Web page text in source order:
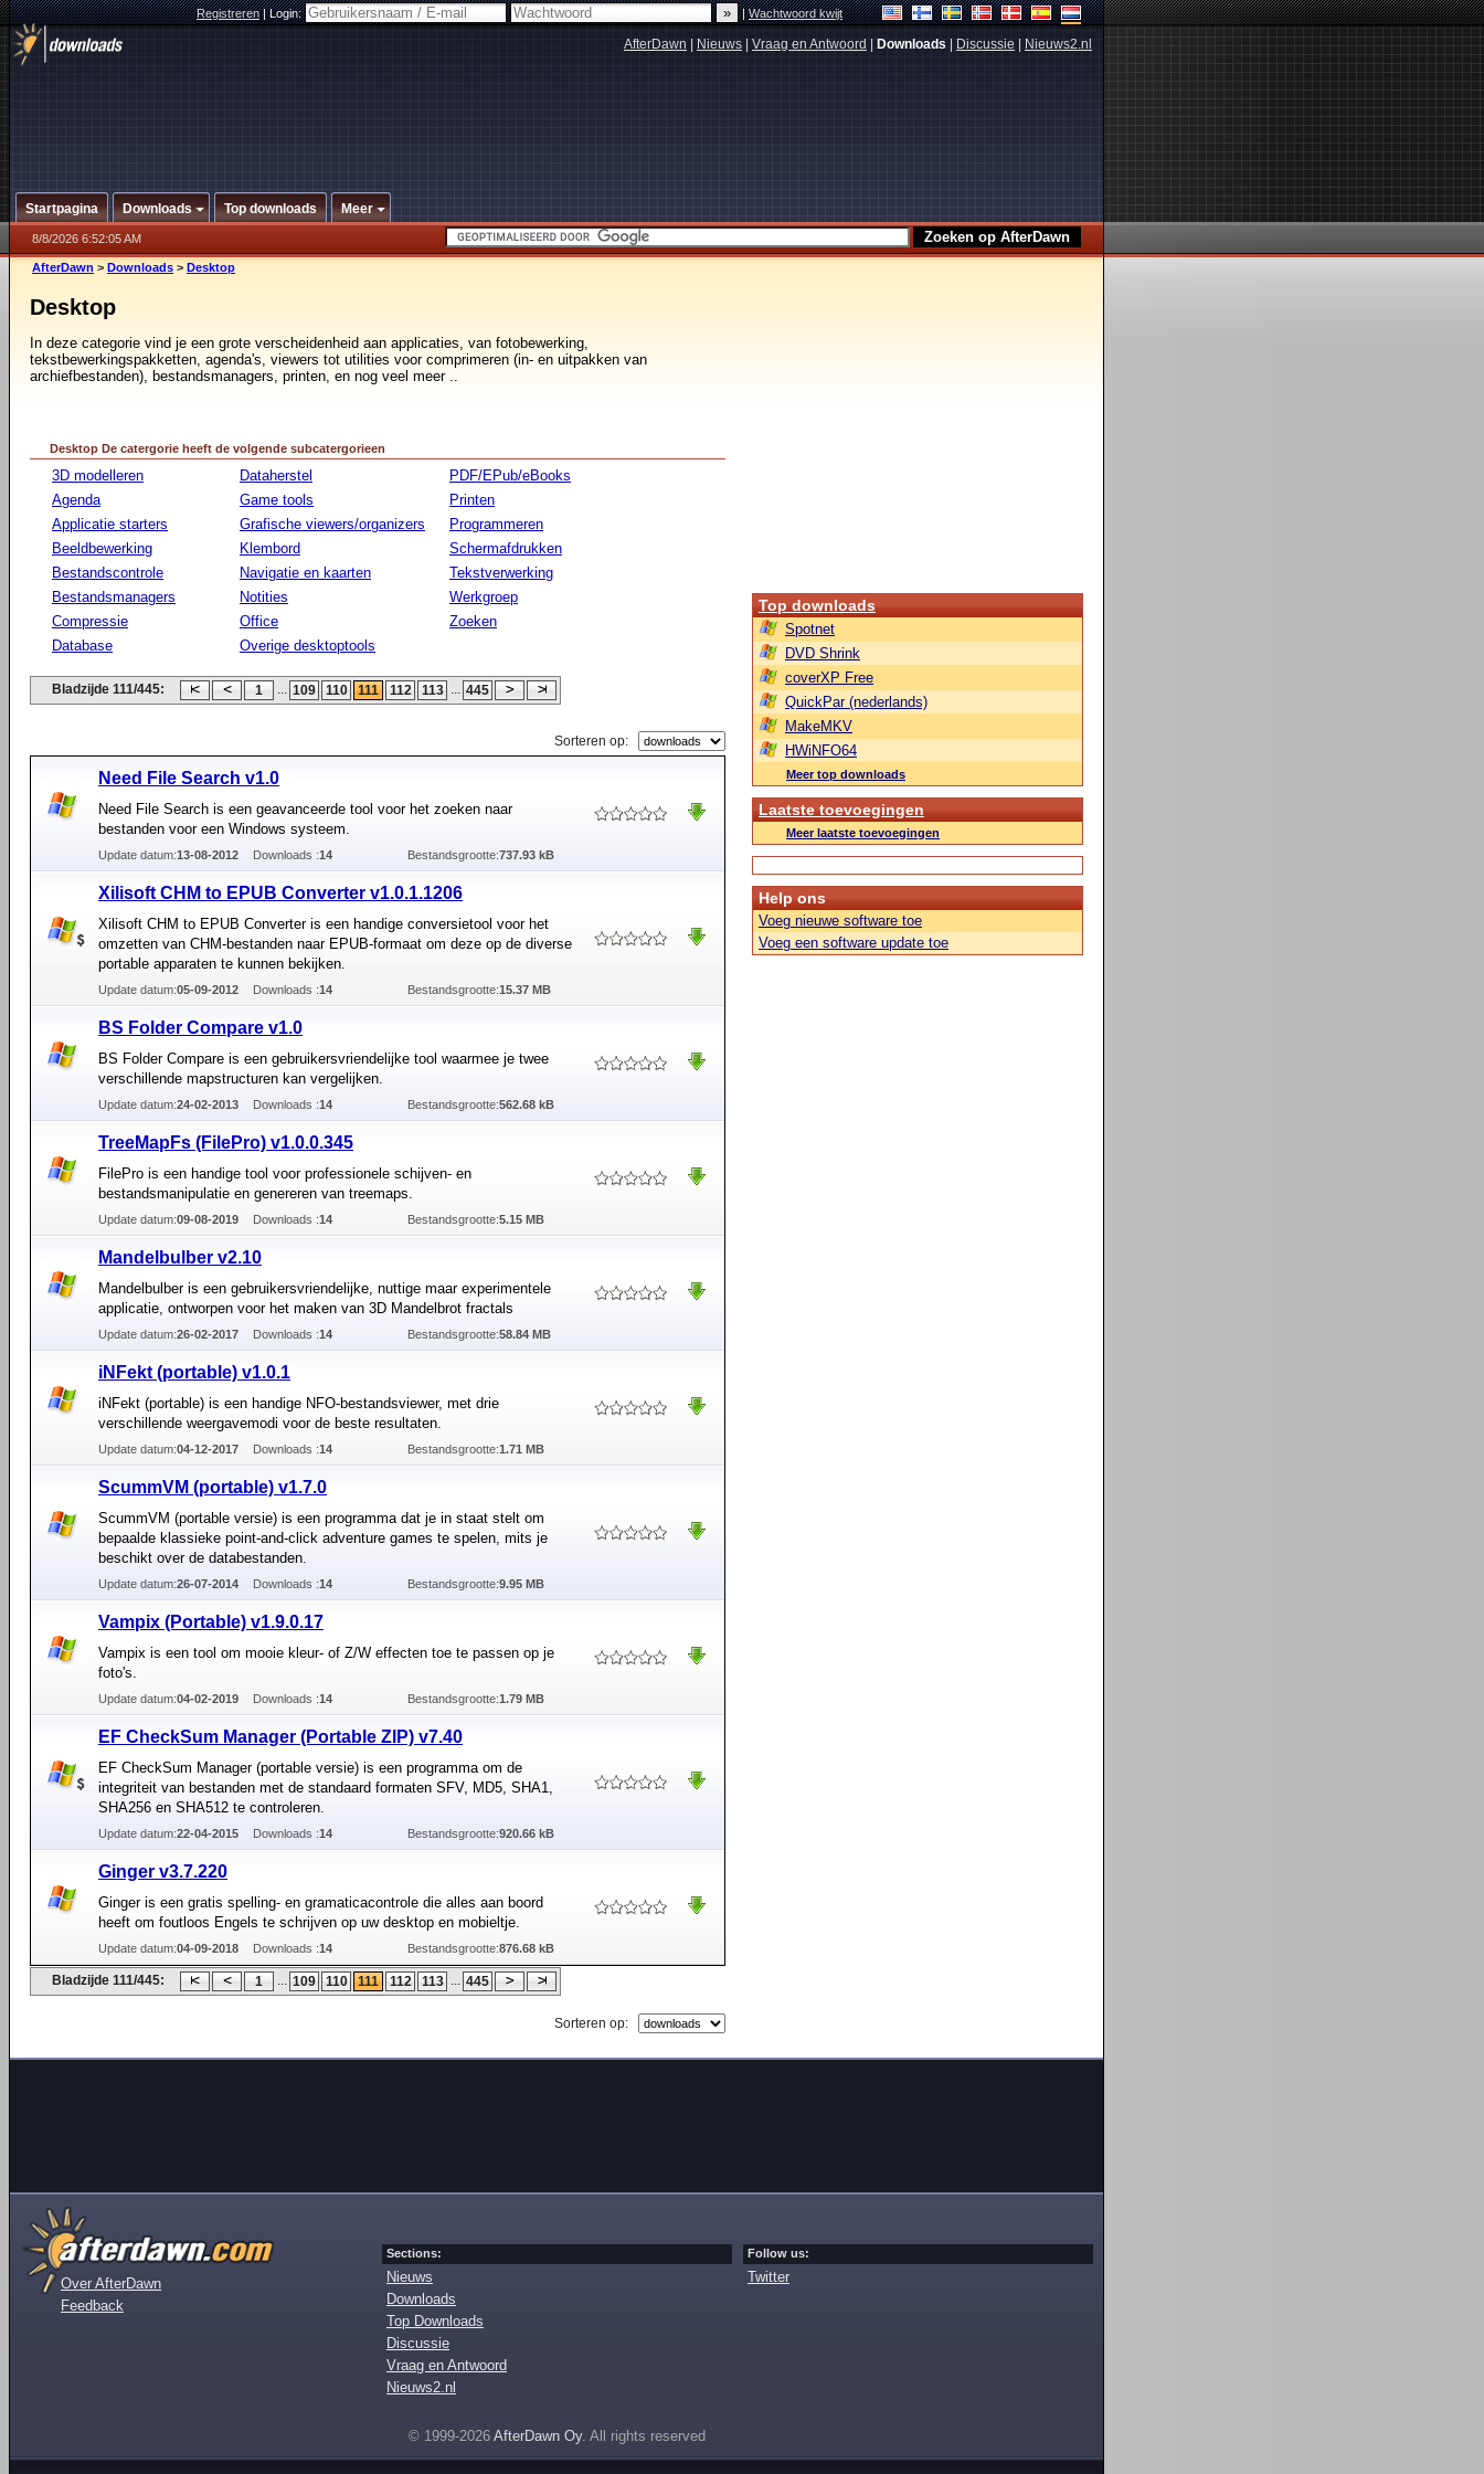
Registreren|Login: |Wachtwoord kwijt
AfterDawn Nieuws Vraag en Antwoord Downloads Discussie Nieuws2.nl
Startpagina Downloads Top downloads Meer
8/8/2026 6:52:05 AM
AfterDawn > Downloads > Desktop
Desktop
In deze categorie vind je een grote verscheidenheid aan applicaties, van fotobewerking,
tekstbewerkingspakketten, agenda's, viewers tot utilities voor comprimeren (in- en uitpakken van
archiefbestanden), bestandsmanagers, printen, en nog veel meer ..
Desktop De catergorie heeft de volgende subcatergorieen
3D modelleren
Agenda
Applicatie starters
Beeldbewerking
Bestandscontrole
Bestandsmanagers
Compressie
Database
Dataherstel
Game tools
Grafische viewers/organizers
Klembord
Navigatie en kaarten
Notities
Office
Overige desktoptools
PDF/EPub/eBooks
Printen
Programmeren
Schermafdrukken
Tekstverwerking
Werkgroep
Zoeken
Bladzijde 111/445: 1 ... 109 110 111 112 113 ... 445
Sorteren op:
Need File Search v1.0
Need File Search is een geavanceerde tool voor het zoeken naar
bestanden voor een Windows systeem.
Update datum:13-08-2012 Downloads :14 Bestandsgrootte:737.93 kB
Xilisoft CHM to EPUB Converter v1.0.1.1206
Xilisoft CHM to EPUB Converter is een handige conversietool voor het
omzetten van CHM-bestanden naar EPUB-formaat om deze op de diverse
portable apparaten te kunnen bekijken.
Update datum:05-09-2012 Downloads :14 Bestandsgrootte:15.37 MB
BS Folder Compare v1.0
BS Folder Compare is een gebruikersvriendelijke tool waarmee je twee
verschillende mapstructuren kan vergelijken.
Update datum:24-02-2013 Downloads :14 Bestandsgrootte:562.68 kB
TreeMapFs (FilePro) v1.0.0.345
FilePro is een handige tool voor professionele schijven- en
bestandsmanipulatie en genereren van treemaps.
Update datum:09-08-2019 Downloads :14 Bestandsgrootte:5.15 MB
Mandelbulber v2.10
Mandelbulber is een gebruikersvriendelijke, nuttige maar experimentele
applicatie, ontworpen voor het maken van 3D Mandelbrot fractals
Update datum:26-02-2017 Downloads :14 Bestandsgrootte:58.84 MB
iNFekt (portable) v1.0.1
iNFekt (portable) is een handige NFO-bestandsviewer, met drie
verschillende weergavemodi voor de beste resultaten.
Update datum:04-12-2017 Downloads :14 Bestandsgrootte:1.71 MB
ScummVM (portable) v1.7.0
ScummVM (portable versie) is een programma dat je in staat stelt om
bepaalde klassieke point-and-click adventure games te spelen, mits je
beschikt over de databestanden.
Update datum:26-07-2014 Downloads :14 Bestandsgrootte:9.95 MB
Vampix (Portable) v1.9.0.17
Vampix is een tool om mooie kleur- of Z/W effecten toe te passen op je
foto's.
Update datum:04-02-2019 Downloads :14 Bestandsgrootte:1.79 MB
EF CheckSum Manager (Portable ZIP) v7.40
EF CheckSum Manager (portable versie) is een programma om de
integriteit van bestanden met de standaard formaten SFV, MD5, SHA1,
SHA256 en SHA512 te controleren.
Update datum:22-04-2015 Downloads :14 Bestandsgrootte:920.66 kB
Ginger v3.7.220
Ginger is een gratis spelling- en gramaticacontrole die alles aan boord
heeft om foutloos Engels te schrijven op uw desktop en mobieltje.
Update datum:04-09-2018 Downloads :14 Bestandsgrootte:876.68 kB
Bladzijde 111/445: 1 ... 109 110 111 112 113 ... 445
Sorteren op:
Top downloads
Spotnet
DVD Shrink
coverXP Free
QuickPar (nederlands)
MakeMKV
HWiNFO64
Meer top downloads
Laatste toevoegingen
Meer laatste toevoegingen
Help ons
Voeg nieuwe software toe
Voeg een software update toe
Over AfterDawn
Feedback
Sections:
Nieuws
Downloads
Top Downloads
Discussie
Vraag en Antwoord
Nieuws2.nl
Follow us:
Twitter
© 1999-2026 AfterDawn Oy. All rights reserved